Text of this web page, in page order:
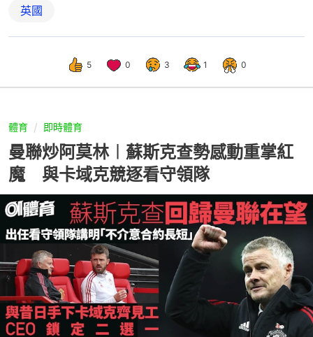
英國
5 0 3 1 0
體育 即時體育
曼聯炒阿莫林︱蘇斯克查勢感動重掌紅
魔 與卡域克競逐看守領隊